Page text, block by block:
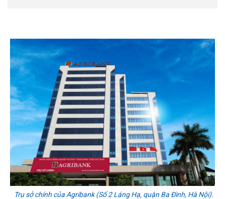
Trụ sở chính của Agribank (Số 2 Láng Hạ, quận Ba Đình, Hà Nội).